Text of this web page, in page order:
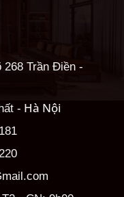
268 Trần Điền -
- Hà Nội